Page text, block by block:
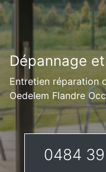
Dépannage
Entretien réparation
Oedelem Flandre
0484